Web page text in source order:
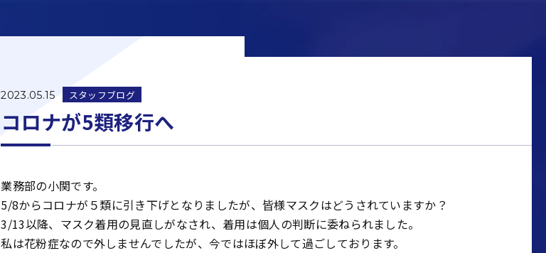
2023.05.15 スタッフブログ
コロナが5類移行へ
業務部の小関です。
5/8からコロナが５類に引き下げとなりましたが、皆様マスクはどうされていますか？
3/13以降、マスク着用の見直しがなされ、着用は個人の判断に委ねられました。
私は花粉症なので外しませんでしたが、今ではほぼ外して過ごしております。